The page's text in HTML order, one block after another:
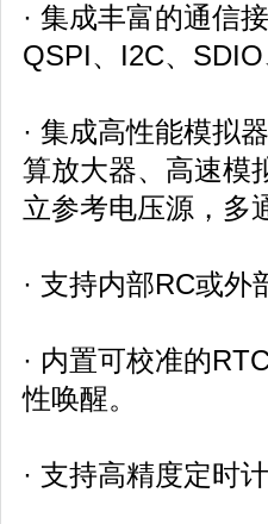
· 集成丰富的通信
QSPI、I2C、
· 集成高性能模拟
算放大器、高速模
立参考电压源，多
· 支持内部RC或
· 内置可校准的
性唤醒。
· 支持高精度定时计